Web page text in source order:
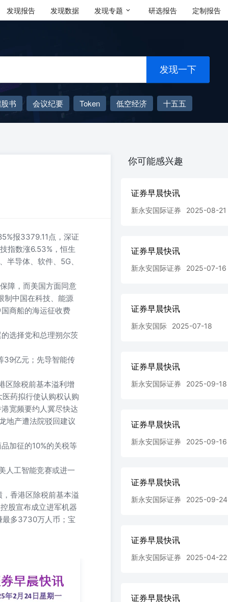
发现报告 发现数据 发现专题 研选报告 定制报告
发现一下
书 会议纪要 Token 低空经济
十五五
大模型
报3379.11点，深证
指数涨6.53%，恒生
半导体、软件、5G、
障，而美国方面同意
制中国在科技、能源
商船的海运征收费
选择党和总理朔尔茨
39亿元；先导智能传
区除税前基本溢利增
药拟行使认购权认购
宽频要约人冀尽快达
地产遭法院驳回建议
加征的10%的关税等
人工智能竞赛或进一
香港区除税前基本溢
股宣布成立进军机器
最多3730万人币；宝
数收涨3.99%报23477.92点，恒
行业均拉涨。大市成交3935.979
指数跌1.71%报6013.13点，
你可能感兴趣
证券早晨快讯
新永安国际证券 2025-08-21
证券早晨快讯
新永安国际证券 2025-07-16
证券早晨快讯
新永安国际 2025-07-18
证券早晨快讯
新永安国际证券 2025-09-18
证券早晨快讯
新永安国际证券 2025-09-16
证券早晨快讯
新永安国际证券 2025-09-24
证券早晨快讯
新永安国际证券 2025-04-22
证券早晨快讯